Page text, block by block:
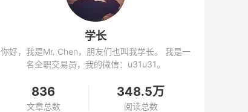
学长
你好，我是Mr. Chen，朋友们也叫我学长。 我是一
名全职交易员，我的微信：u31u31。
836
文章总数
348.5万
阅读总数